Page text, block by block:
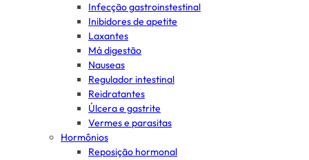
Infecção gastroinstestinal
Inibidores de apetite
Laxantes
Má digestão
Nauseas
Regulador intestinal
Reidratantes
Úlcera e gastrite
Vermes e parasitas
Hormônios
Reposição hormonal